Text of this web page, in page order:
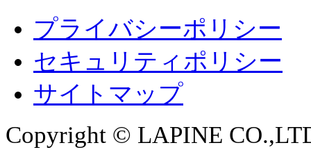
プライバシーポリシー
セキュリティポリシー
サイトマップ
Copyright © LAPINE